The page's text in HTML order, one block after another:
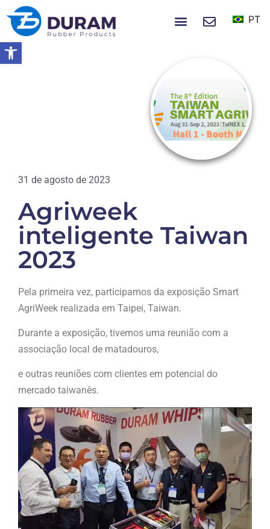
Abrir a barra de ferramentas
PT
31 de agosto de 2023
Agriweek
inteligente Taiwan
2023
Pela primeira vez, participamos da exposição Smart
AgriWeek realizada em Taipei, Taiwan.
Durante a exposição, tivemos uma reunião com a
associação local de matadouros,
e outras reuniões com clientes em potencial do
mercado taiwanês.